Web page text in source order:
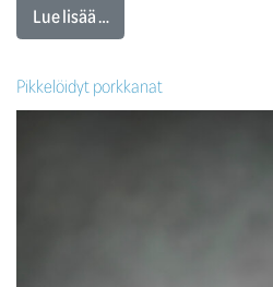
Lue lisää …
Pikkelöidyt porkkanat